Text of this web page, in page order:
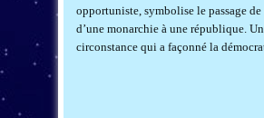
opportuniste, symbolise le passage de
d’une monarchie à une république.
circonstance qui a façonné la